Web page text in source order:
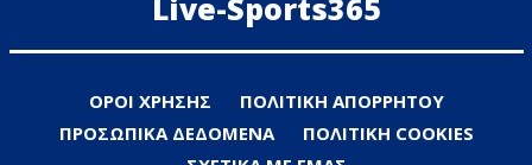
Live-Sports365
ΟΡΟΙ ΧΡΗΣΗΣ
ΠΟΛΙΤΙΚΗ ΑΠΟΡΡΗΤΟΥ
ΠΡΟΣΩΠΙΚΑ ΔΕΔΟΜΕΝΑ
ΠΟΛΙΤΙΚΗ COOKIES